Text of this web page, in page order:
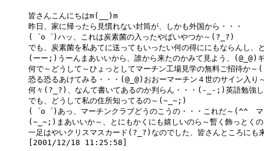
皆さんこんにちはm(__)m
昨日、家に帰ったら見慣れない封筒が、しかも外国から・・・
(゜o゜)ハッ、これは炭素菌の入ったやばいやつか～(?_?)
でも、炭素菌を私あてに送ってもいったい何の得ににもならんし
(ーー;)うーんまあいいから、誰から来たのかみて見よう、(@_@)
何で～どうして～ひょっとしてマーチン工場見学の無料ご招待か
恐る恐るあけてみる・・・(@_@)おおーマーチン４世のサイン入
何々(?_?)、なんて書いてあるのか判らん・・・(-_-;)英語勉強し
でも、どうして私の住所知ってるの～(~_~;)
(゜o゜)あっ、マーチンクラブどうのこうの・・・これだ～(^^ゞ
(~_~;)まあいいか～、とにもかくにも嬉しいのら～暫く飾っとく
一足はやいクリスマスカード(?_?)なのでした、皆さんところに